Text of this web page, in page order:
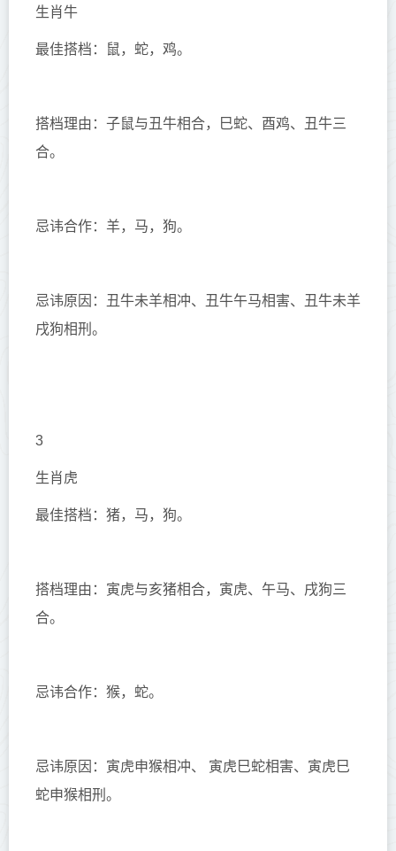
生肖牛
最佳搭档：鼠，蛇，鸡。
搭档理由：子鼠与丑牛相合，巳蛇、酉鸡、丑牛三
合。
忌讳合作：羊，马，狗。
忌讳原因：丑牛未羊相冲、丑牛午马相害、丑牛未羊
戌狗相刑。
3
生肖虎
最佳搭档：猪，马，狗。
搭档理由：寅虎与亥猪相合，寅虎、午马、戌狗三
合。
忌讳合作：猴，蛇。
忌讳原因：寅虎申猴相冲、 寅虎巳蛇相害、寅虎巳
蛇申猴相刑。